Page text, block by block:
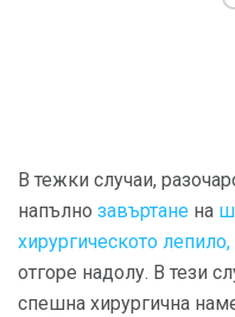
В тежки случаи,
напълно завъртане на
хирургическото лепило,
отгоре надолу. В тези
спешна хирургична